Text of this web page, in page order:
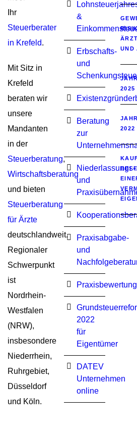
Ihr
Steuerberater
in Krefeld.
Mit Sitz in
Krefeld
beraten wir
unsere
Mandanten
in der
Steuerberatung,
Wirtschaftsberatung
und bieten
Steuerberatung
für Ärzte
deutschlandweit.
Regionaler
Schwerpunkt
ist
Nordrhein-
Westfalen
(NRW),
insbesondere
Niederrhein,
Ruhrgebiet,
Düsseldorf
und Köln.
&
Erbschafts-
und
Beratung
zur
Niederlassungs-
und
Praxisabgabe-
und
Praxisbewertung
2022
für
Eigentümer
DATEV
Unternehmen
online
UND
2025
2022
BEI